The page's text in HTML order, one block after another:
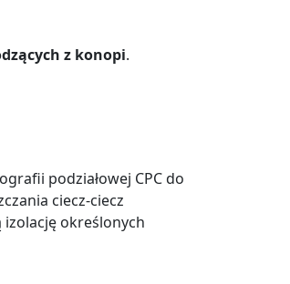
z konopi.
podziałowej CPC do
ciecz-ciecz
określonych